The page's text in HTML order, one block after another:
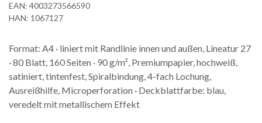
EAN: 4003273566590
HAN: 1067127
Format: A4 · liniert mit Randlinie innen und außen, Lineatur 27
· 80 Blatt, 160 Seiten · 90 g/m², Premiumpapier, hochweiß,
satiniert, tintenfest, Spiralbindung, 4-fach Lochung,
Ausreißhilfe, Microperforation · Deckblattfarbe: blau,
veredelt mit metallischem Effekt